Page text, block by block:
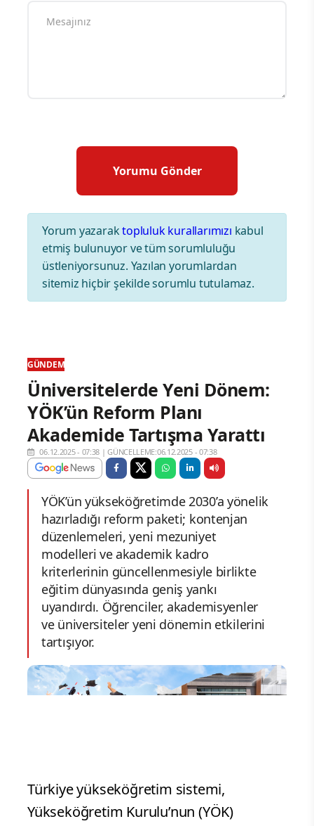
Yorum yazaraktopluluk kurallarımızı kabul
etmiş bulunuyor ve tüm sorumluluğu
üstleniyorsunuz. Yazılan yorumlardan
sitemiz hiçbir şekilde sorumlu tutulamaz.
GÜNDEM
Üniversitelerde Yeni Dönem:
YÖK’ün Reform Planı
Akademide Tartışma Yarattı
06.12.2025 - 07:38 |GÜNCELLEME:06.12.2025 - 07:38
YÖK’ün yükseköğretimde 2030’a yönelik
hazırladığı reform paketi; kontenjan
düzenlemeleri, yeni mezuniyet
modelleri ve akademik kadro
kriterlerinin güncellenmesiyle birlikte
eğitim dünyasında geniş yankı
uyandırdı. Öğrenciler, akademisyenler
ve üniversiteler yeni dönemin etkilerini
tartışıyor.
Türkiye yükseköğretim sistemi,
Yükseköğretim Kurulu’nun (YÖK)